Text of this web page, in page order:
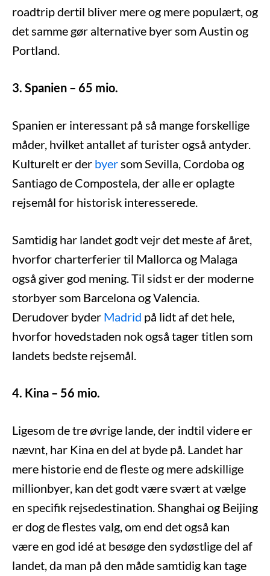
roadtrip dertil bliver mere og mere populært, og
det samme gør alternative byer som Austin og
Portland.
3. Spanien – 65 mio.
Spanien er interessant på så mange forskellige
måder, hvilket antallet af turister også antyder.
Kulturelt er der byersom Sevilla, Cordoba og
Santiago de Compostela, der alle er oplagte
rejsemål for historisk interesserede.
Samtidig har landet godt vejr det meste af året,
hvorfor charterferier til Mallorca og Malaga
også giver god mening. Til sidst er der moderne
storbyer som Barcelona og Valencia.
Derudover byder Madrid på lidt af det hele,
hvorfor hovedstaden nok også tager titlen som
landets bedste rejsemål.
4. Kina – 56 mio.
Ligesom de tre øvrige lande, der indtil videre er
nævnt, har Kina en del at byde på. Landet har
mere historie end de fleste og mere adskillige
millionbyer, kan det godt være svært at vælge
en specifik rejsedestination. Shanghai og Beijing
er dog de flestes valg, om end det også kan
være en god idé at besøge den sydøstlige del af
landet, da man på den måde samtidig kan tage